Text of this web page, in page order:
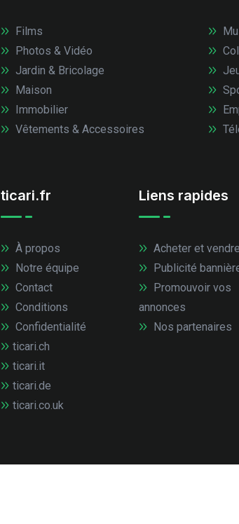
Films
Photos & Vidéo
Jardin & Bricolage
Maison
Immobilier
Vêtements & Accessoires
ticari.fr
À propos
Notre équipe
Contact
Conditions
Confidentialité
ticari.ch
ticari.it
ticari.de
ticari.co.uk
Liens rapides
Acheter et vendre
Publicité
Promouvoir vos
annonces
Nos partenaires